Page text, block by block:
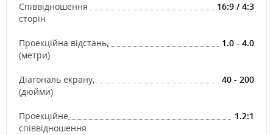
Співвідношення
сторін
16:9 / 4:3
Проекційна відстань,
(метри)
1.0 - 4.0
Діагональ екрану,
(дюйми)
40 - 200
Проекційне
співвідношення
1.2:1